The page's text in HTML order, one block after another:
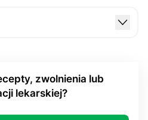
aby rozważyć
bólu pleców?
pleców może trwać?
zwolnienia lub
lekarskiej?